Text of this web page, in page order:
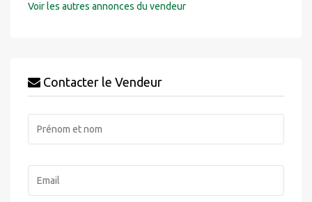
Voir les autres annonces du vendeur
Contacter le Vendeur